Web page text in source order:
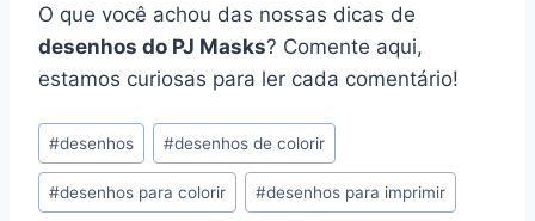
O que você achou das nossas dicas de
desenhos do PJ Masks? Comente aqui,
estamos curiosas para ler cada comentário!
Tags
do
Post:
#desenhos #desenhos de colorir
#desenhos para colorir #desenhos para imprimir